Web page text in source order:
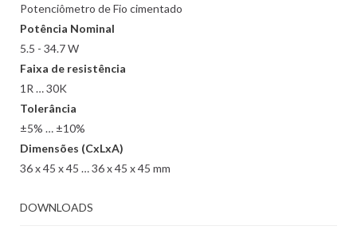
Potenciômetro de Fio cimentado
Potência Nominal
5.5 - 34.7 W
Faixa de resistência
1R … 30K
Tolerância
±5% … ±10%
Dimensões (CxLxA)
36 x 45 x 45 … 36 x 45 x 45 mm
DOWNLOADS